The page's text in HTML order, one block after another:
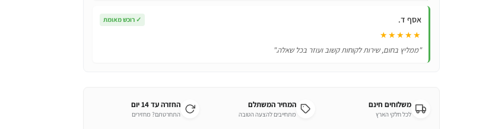
אסף ד. ✓ רוכש מאומת
★★★★★
"ממליץ בחום, שירות לקוחות קשוב ועוזר בכל שאלה."
משלוחים חינם
לכל חלקי הארץ
המחיר המשתלם
מתחייבים להצעה הטובה
החזרה עד 14 יום
התחרטתם? מחזירים